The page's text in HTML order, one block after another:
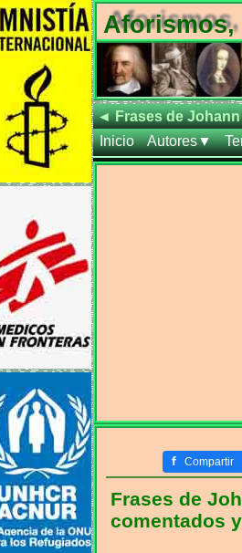
Aforismos,
◄Frases de
Inicio
Autores▼
f Compartir
Frases de
comentados